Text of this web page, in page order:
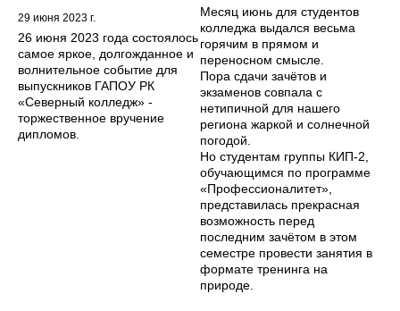
29 июня 2023 г.
26 июня 2023 года состоялось
самое яркое, долгожданное и
волнительное событие для
выпускников ГАПОУ РК
«Северный колледж» -
торжественное вручение
дипломов.
Месяц июнь для студентов
колледжа выдался весьма
горячим в прямом и
переносном смысле.
Пора сдачи зачётов и
экзаменов совпала с
нетипичной для нашего
региона жаркой и солнечной
погодой.
Но студентам группы КИП-2,
обучающимся по программе
«Профессионалитет»,
представилась прекрасная
возможность перед
последним зачётом в этом
семестре провести занятия в
формате тренинга на
природе.